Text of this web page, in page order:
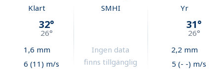
Klart
32°
26°
1,6 mm
6 (11) m/s
SMHI
Ingen data
finns tillgänglig
Yr
31°
26°
2,2 mm
5 (- -) m/s